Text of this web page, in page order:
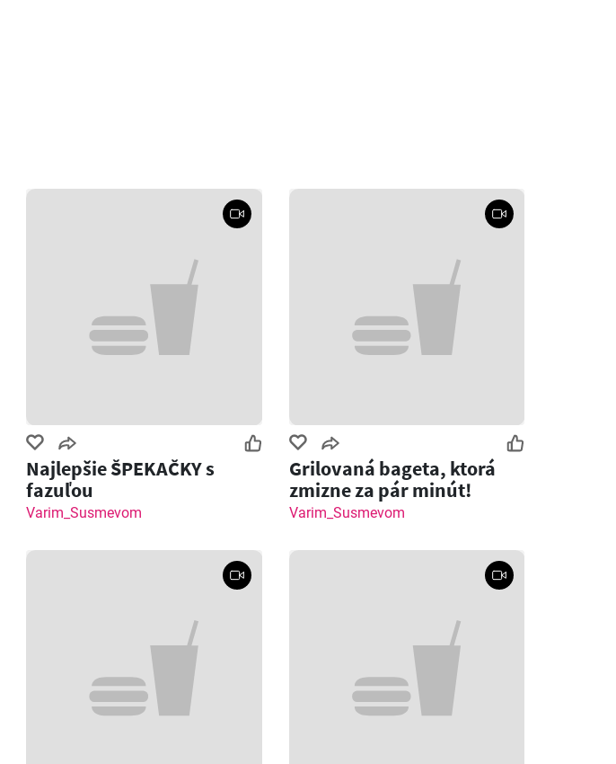
Najlepšie ŠPEKAČKY s
fazuľou
Varim_Susmevom
Grilovaná bageta, ktorá
zmizne za pár minút!
Varim_Susmevom